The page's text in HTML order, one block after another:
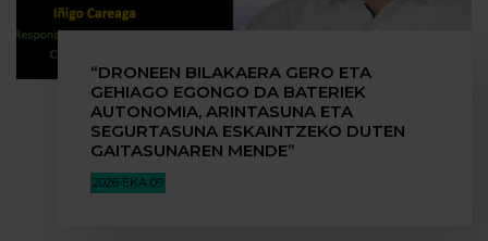
“DRONEEN BILAKAERA GERO ETA
GEHIAGO EGONGO DA BATERIEK
AUTONOMIA, ARINTASUNA ETA
SEGURTASUNA ESKAINTZEKO DUTEN
GAITASUNAREN MENDE”
2026 EKA 09